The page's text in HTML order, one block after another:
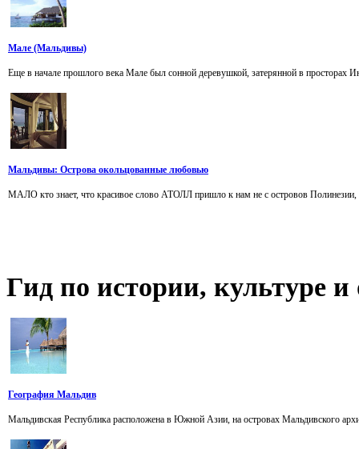
Мале (Мальдивы)
Еще в начале прошлого века Мале был сонной деревушкой, затерянной в просторах
Мальдивы: Острова окольцованные любовью
МАЛО кто знает, что красивое слово АТОЛЛ пришло к нам не с островов
Гид по истории, культуре
География Мальдив
Мальдивская Республика расположена в Южной Азии, на островах Мальдивского